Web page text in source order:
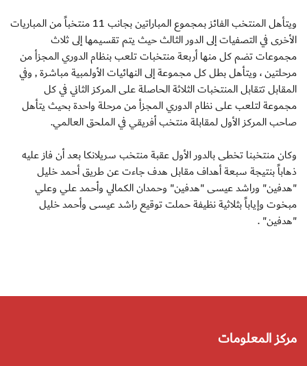
ويتأهل المنتخب الفائز بمجموع المباراتين بجانب 11 منتخباً من المباريات
الأخرى في التصفيات إلى الدور الثالث حيث يتم تقسيمها إلى ثلاث
مجموعات تضم كل منها أربعة منتخبات تلعب بنظام الدوري المجزأ من
مرحلتين ، ويتأهل بطل كل مجموعة إلى النهائيات الأولمبية مباشرة , وفي
المقابل تتقابل المنتخبات الثلاثة الحاصلة على المركز الثاني في كل
مجموعة لتلعب على نظام الدوري المجزأ من مرحلة واحدة بحيث يتأهل
صاحب المركز الأول لمقابلة منتخب أفريقي في الملحق العالمي.
وكان منتخبنا تخطى بالدور الأول عقبة منتخب سريلانكا بعد أن فاز عليه
ذهاباً بنتيجة سبعة أهداف مقابل هدف جاءت عن طريق أحمد خليل
"هدفين" وراشد عيسى "هدفين" وحمدان الكمالي وأحمد علي وعلي
مبخوت وإياباً بثلاثية نظيفة حملت توقيع راشد عيسى وأحمد خليل
"هدفين" .
مركز المعلومات